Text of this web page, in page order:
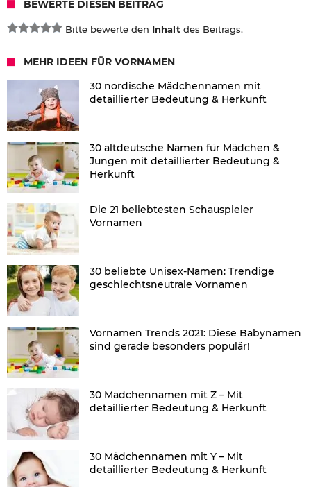
BEWERTE DIESEN BEITRAG
Bitte bewerte den Inhalt des Beitrags.
MEHR IDEEN FÜR VORNAMEN
30 nordische Mädchennamen mit
detaillierter Bedeutung & Herkunft
30 altdeutsche Namen für Mädchen &
Jungen mit detaillierter Bedeutung &
Herkunft
Die 21 beliebtesten Schauspieler
Vornamen
30 beliebte Unisex-Namen: Trendige
geschlechtsneutrale Vornamen
Vornamen Trends 2021: Diese Babynamen
sind gerade besonders populär!
30 Mädchennamen mit Z – Mit
detaillierter Bedeutung & Herkunft
30 Mädchennamen mit Y – Mit
detaillierter Bedeutung & Herkunft